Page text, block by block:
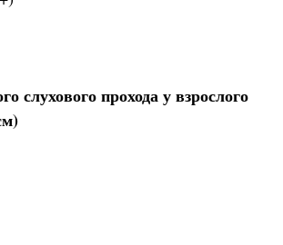
слухового прохода у взрослого